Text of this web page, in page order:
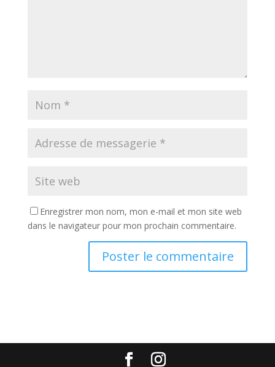
Enregistrer mon nom, mon e-mail et mon site web
dans le navigateur pour mon prochain commentaire.